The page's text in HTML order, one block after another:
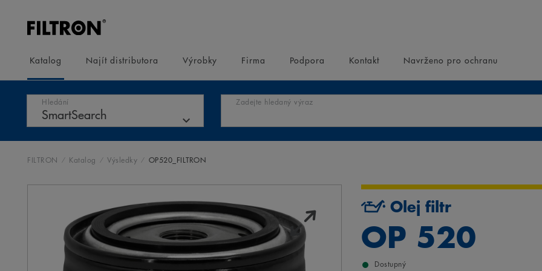
Katalog Najít distributora Výrobky Firma Podpora Kontakt Navrženo pro ochranu
Hledání Zadejte hledaný výraz
FILTRON Katalog Výsledky OP520_FILTRON
Olej filtr
OP 520
Dostupný